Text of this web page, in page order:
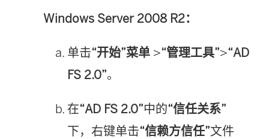
Windows Server 2008 R2：
单击“开始”菜单 >“管理工具”>“AD
FS 2.0”。
在“AD FS 2.0”中的“信任关系”
下，右键单击“信赖方信任”文件